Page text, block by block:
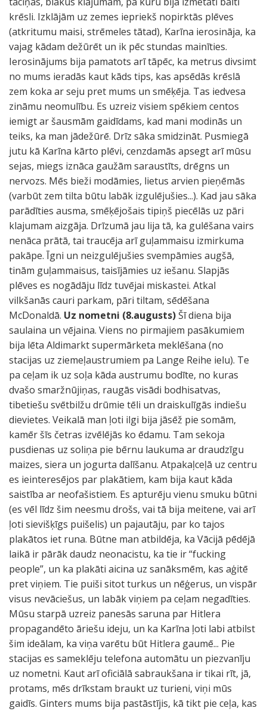
Uz nometni (8.augusts) Šī diena bija
saulaina un vējaina. Viens no pirmajiem pasākumiem
bija lēta Aldimarkt supermārketa meklēšana (no
stacijas uz ziemeļaustrumiem pa Lange Reihe ielu). Te
pa ceļam ik uz soļa kāda austrumu bodīte, no kuras
dvašo smaržnūjiņas, raugās visādi bodhisatvas,
tibetiešu svētbilžu drūmie tēli un draiskulīgās indiešu
dievietes. Veikalā man ļoti ilgi bija jāsēž pie somām,
kamēr šīs četras izvēlējās ko ēdamu. Tam sekoja
pusdienas uz soliņa pie bērnu laukuma ar draudzīgu
maizes, siera un jogurta dalīšanu. Atpakaļceļā uz centru
es ieinteresējos par plakātiem, kam bija kaut kāda
saistība ar neofašistiem. Es apturēju vienu smuku būtni
(es vēl līdz šim neesmu drošs, vai tā bija meitene, vai arī
ļoti sievišķīgs puišelis) un pajautāju, par ko tajos
plakātos iet runa. Būtne man atbildēja, ka Vācijā pēdējā
laikā ir pārāk daudz neonacistu, ka tie ir “fucking
people”, un ka plakāti aicina uz sanāksmēm, kas aģitē
pret viņiem. Tie puiši sitot turkus un nēģerus, un vispār
visus nevāciešus, un labāk viņiem pa ceļam negadīties.
Mūsu starpā uzreiz panesās saruna par Hitlera
propagandēto āriešu ideju, un ka Karīna ļoti labi atbilst
šim ideālam, ka viņa varētu būt Hitlera gaumē... Pie
stacijas es sameklēju telefona automātu un piezvanīju
uz nometni. Kaut arī oficiālā sabraukšana ir tikai rīt, jā,
protams, mēs drīkstam braukt uz turieni, viņi mūs
gaidīs. Ginters mums bija pastāstījis, kā tikt pie ceļa, kas